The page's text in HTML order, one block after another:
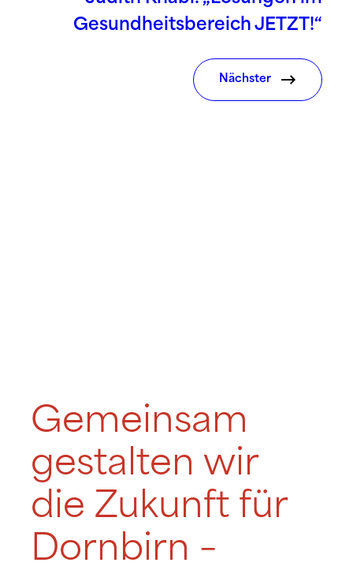
Gesundheitsbereich JETZT!“
Nächster
Gemeinsam
gestalten wir
die Zukunft für
Dornbirn –